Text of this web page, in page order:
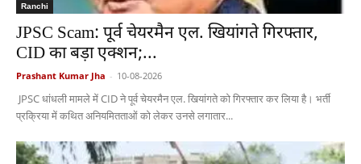
Ranchi
JPSC Scam: पूर्व चेयरमैन एल. खियांगते गिरफ्तार,
CID का बड़ा एक्शन;...
Prashant Kumar Jha - 10-08-2026
JPSC धांधली मामले में CID ने पूर्व चेयरमैन एल. खियांगते को गिरफ्तार कर लिया है। भर्ती
प्रक्रिया में कथित अनियमितताओं को लेकर उनसे लगातार...